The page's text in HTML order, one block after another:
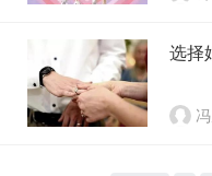
选择